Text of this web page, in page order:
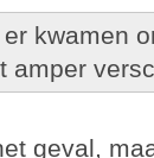
er kwamen
amper
geval,